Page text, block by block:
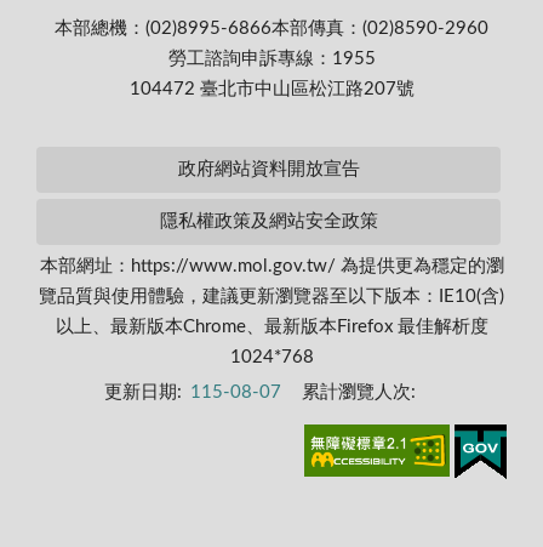
本部總機：(02)8995-6866本部傳真：(02)8590-2960
勞工諮詢申訴專線：1955
104472 臺北市中山區松江路207號
政府網站資料開放宣告
隱私權政策及網站安全政策
本部網址：https://www.mol.gov.tw/ 為提供更為穩定的瀏
覽品質與使用體驗，建議更新瀏覽器至以下版本：IE10(含)
以上、最新版本Chrome、最新版本Firefox 最佳解析度
1024*768
更新日期: 115-08-07 累計瀏覽人次: